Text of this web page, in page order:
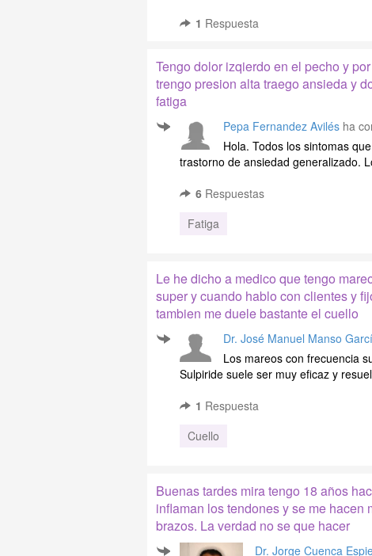
1 Respuesta
Tengo dolor izqierdo en el pecho y
trengo presion alta traego ansieda y
fatiga
Pepa Fernandez Avilés ha
Hola. Todos los sintomas
trastorno de ansiedad generalizado.
6 Respuestas
Fatiga
Le he dicho a medico que tengo
super y cuando hablo con clientes y
tambien me duele bastante el cuello
Dr. José Manuel Manso
Los mareos con frecuencia
Sulpiride suele ser muy eficaz y
1 Respuesta
Cuello
Buenas tardes mira tengo 18 años
inflaman los tendones y se me
brazos. La verdad no se que hacer
Dr. Jorge Cuenca